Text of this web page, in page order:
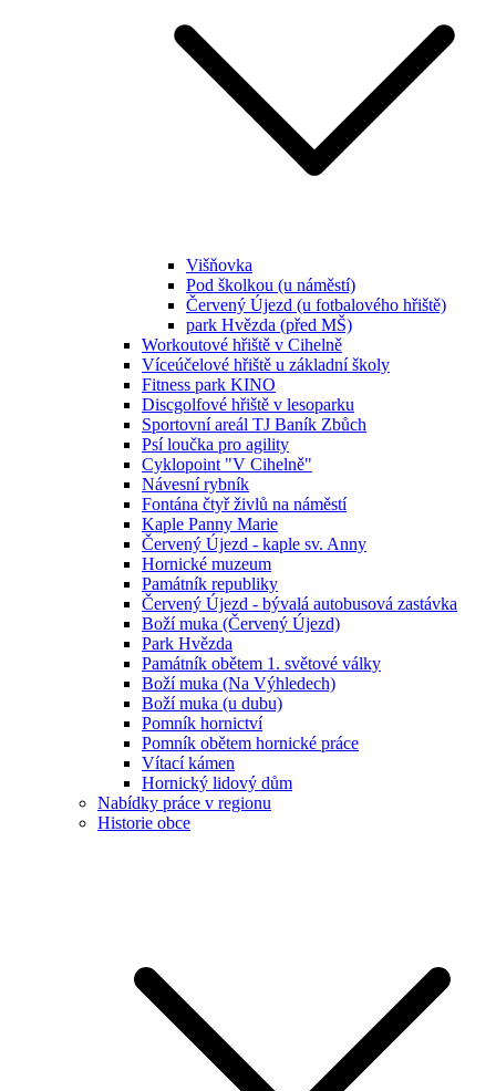
Višňovka
Pod školkou (u náměstí)
Červený Újezd (u fotbalového hřiště)
park Hvězda (před MŠ)
Workoutové hřiště v Cihelně
Víceúčelové hřiště u základní školy
Fitness park KINO
Discgolfové hřiště v lesoparku
Sportovní areál TJ Baník Zbůch
Psí loučka pro agility
Cyklopoint "V Cihelně"
Návesní rybník
Fontána čtyř živlů na náměstí
Kaple Panny Marie
Červený Újezd - kaple sv. Anny
Hornické muzeum
Památník republiky
Červený Újezd - bývalá autobusová zastávka
Boží muka (Červený Újezd)
Park Hvězda
Památník obětem 1. světové války
Boží muka (Na Výhledech)
Boží muka (u dubu)
Pomník hornictví
Pomník obětem hornické práce
Vítací kámen
Hornický lidový dům
Nabídky práce v regionu
Historie obce